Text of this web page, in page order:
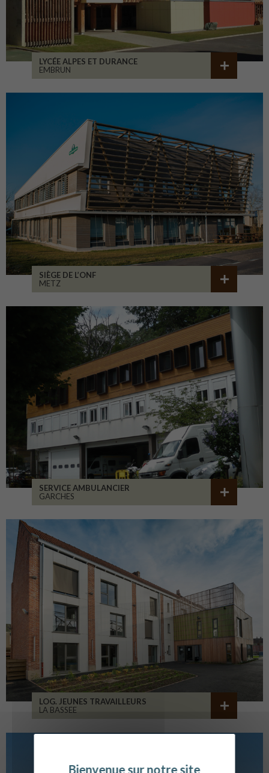
LYCÉE ALPES ET DURANCE
EMBRUN
SIÈGE DE L’ONF
METZ
SERVICE AMBULANCIER
GARCHES
LOG. JEUNES TRAVAILLEURS
LA BASSEE